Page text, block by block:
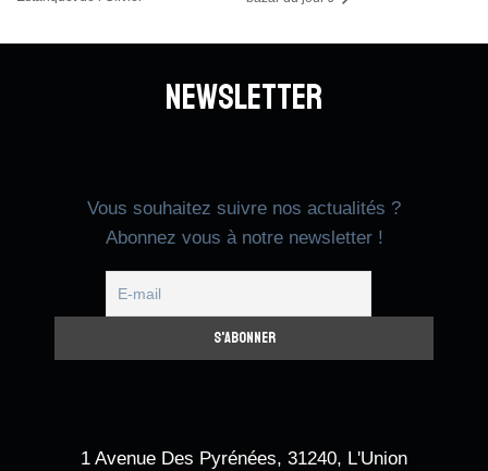
Newsletter
Vous souhaitez suivre nos actualités ?
Abonnez vous à notre newsletter !
1 Avenue Des Pyrénées, 31240, L'Union